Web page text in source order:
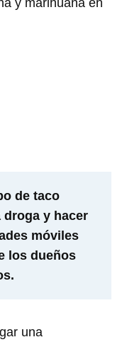
y marihuana en
de taco
y hacer
móviles
los dueños
una